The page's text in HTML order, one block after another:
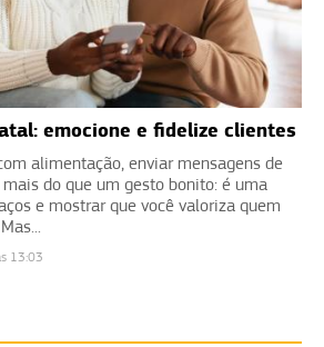
emocione e fidelize clientes
alimentação, enviar mensagens de
do que um gesto bonito: é uma
e mostrar que você valoriza quem
13:03